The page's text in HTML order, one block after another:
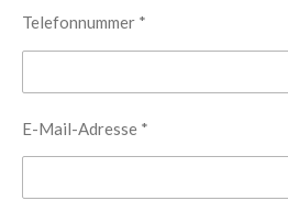
Telefonnummer *
E-Mail-Adresse *